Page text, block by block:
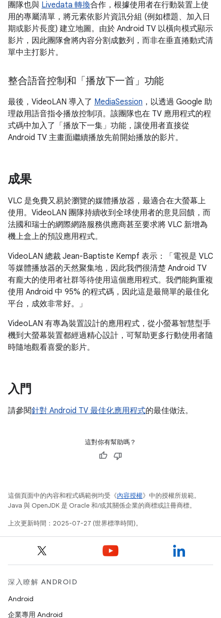
團隊也與 Livedata 轉換合作，根據使用者在行動裝置上使
用的專屬清單，將元素依影片資訊分組 (例如標題、加入日
期或影片長度) 建立地圖。由於 Android TV 以橫向模式顯示
影片，因此團隊會將內容分割成數列，而非在垂直捲動式清
單中主打影片。
整合語音控制和「播放下一首」功能
最後，VideoLAN 導入了 MediaSession ，以透過 Google 助
理啟用語音指令播放控制項。該團隊也在 TV 應用程式的程
式碼中加入了「播放下一集」功能，讓使用者直接從
Android TV 主畫面繼續播放先前開始播放的影片。
成果
VLC 是免費又易於瀏覽的媒體播放器，最適合在大螢幕上
使用。VideoLAN 團隊持續收到全球使用者的意見回饋，而
法國和瑞士的網際網路服務供應商甚至要求將 VLC 新增為
機上盒上的預設應用程式。
VideoLAN 總裁 Jean-Baptiste Kempf 表示：「電視是 VLC
等媒體播放器的天然聚集地，因此我們很清楚 Android TV
有龐大的使用者社群等待使用這個應用程式。我們能夠重複
使用 Android 中 95% 的程式碼，因此這是最簡單的最佳化
平台，成效非常好。」
VideoLAN 有專為裝置設計的應用程式，從小螢幕智慧型手
機到大螢幕裝置都經過精心設計，可幫助更多行動使用者隨
時隨地觀看喜愛的影片。
入門
請參閱針對 Android TV 最佳化應用程式的最佳做法。
這對你有幫助嗎？
這個頁面中的內容和程式碼範例均受《內容授權》中的授權所規範。
Java 與 OpenJDK 是 Oracle 和/或其關係企業的商標或註冊商標。
上次更新時間：2025-07-27 (世界標準時間)。
深入瞭解 ANDROID
Android
企業專用 Android